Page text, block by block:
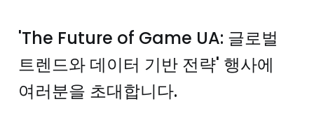
'The Future of Game UA: 글로벌
트렌드와 데이터 기반 전략' 행사에
여러분을 초대합니다.